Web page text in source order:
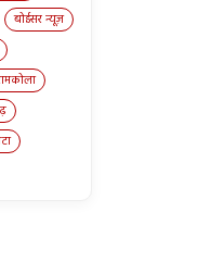
बोईसर न्यूज़